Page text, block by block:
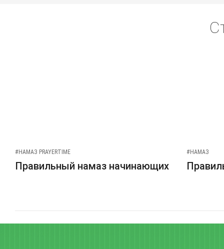
#НАМАЗ PRAYERTIME
Правильный намаз начинающих
#НАМАЗ